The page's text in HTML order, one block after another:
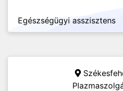
Egészségügyi asszisztens